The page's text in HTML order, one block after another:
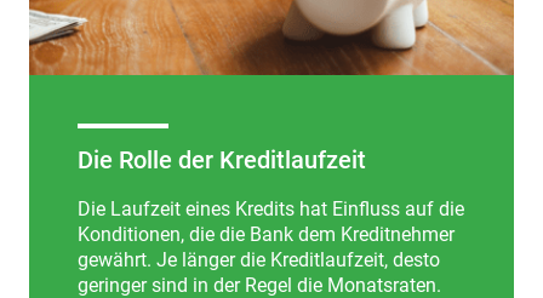
Die Rolle der Kreditlaufzeit
Die Laufzeit eines Kredits hat Einfluss auf die
Konditionen, die die Bank dem Kreditnehmer
gewährt. Je länger die Kreditlaufzeit, desto
geringer sind in der Regel die Monatsraten.